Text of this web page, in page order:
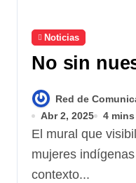
Noticias
No sin
Red de
Abr 2, 2025
4
El mural que visibiliza la resistencia de las
mujeres
contexto...